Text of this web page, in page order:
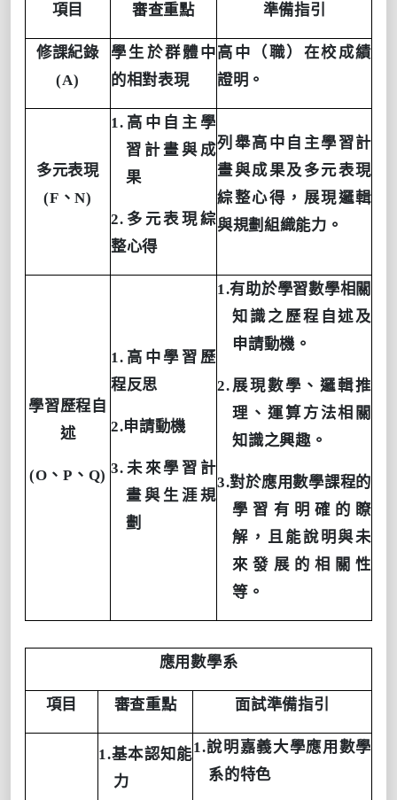
項目 審查重點 準備指引
修課紀錄
(A)
學生於群體中
的相對表現
高中（職）在校成績
證明。
多元表現
(F 、N)
1. 高中自主學
習計畫與成
果
2. 多元表現綜
整心得
列舉高中自主學習計
畫與成果及多元表現
綜整心得，展現邏輯
與規劃組織能力。
學習歷程自
述
(O 、P 、 Q)
1. 高中學習歷
程反思
2.申請動機
3. 未來學習計
畫與生涯規
劃
1.有助於學習數學相關
知識之歷程自述及
申請動機。
2. 展現數學、邏輯推
理、運算方法相關
知識之興趣。
3.對於應用數學課程的
學習有明確的瞭
解，且能說明與未
來發展的相關性
等。
應用數學系
項目 審查重點 面試準備指引
1.基本認知能
力
1.說明嘉義大學應用數學
系的特色